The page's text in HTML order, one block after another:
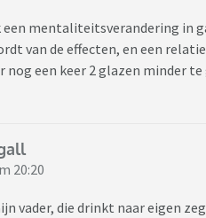
mentaliteitsverandering in
van de effecten, en een
nog een keer 2 glazen minder
20:20
vader, die drinkt naar eigen